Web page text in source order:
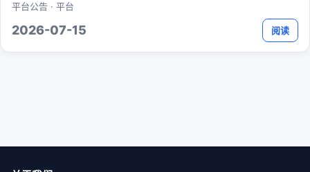
平台公告 · 平台
2026-07-15 阅读